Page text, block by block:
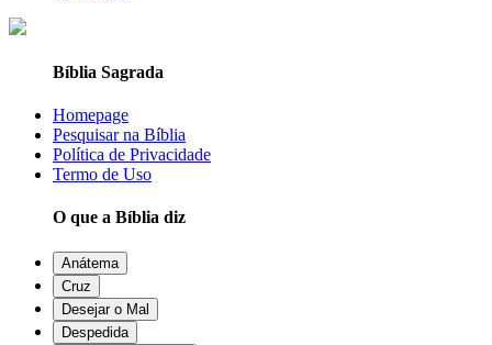
Bíblia Sagrada
Homepage
Pesquisar na Bíblia
Política de Privacidade
Termo de Uso
O que a Bíblia diz
Anátema
Cruz
Desejar o Mal
Despedida